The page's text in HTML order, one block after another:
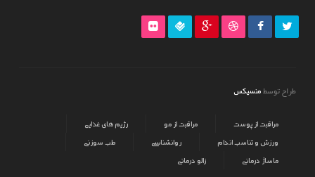
طراح توسط منسیکس
مراقبت از پوست مراقبت از مو
رژیم های غذایی
ورزش و تناسب اندام
روانشناسی
طب سوزنی
ماساژ درمانی
زالو درمانی